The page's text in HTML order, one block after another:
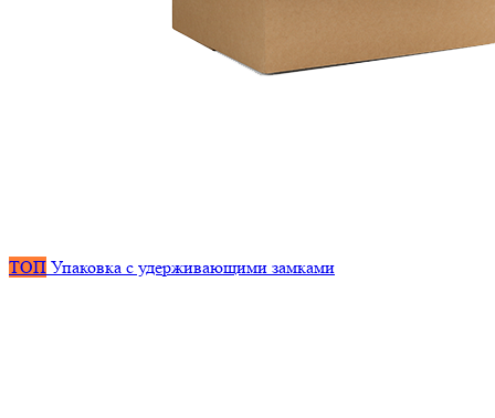
ТОП Упаковка с удерживающими замками